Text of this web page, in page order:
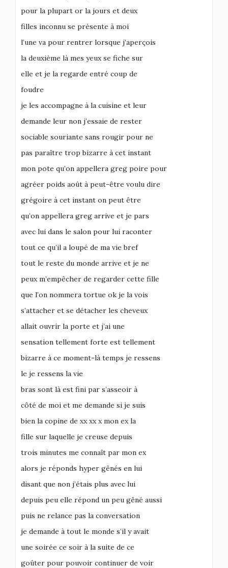
pour la plupart or la jours et deux
filles inconnu se présente à moi
l’une va pour rentrer lorsque j’aperçois
la deuxième là mes yeux se fiche sur
elle et je la regarde entré coup de
foudre
je les accompagne à la cuisine et leur
demande leur non j’essaie de rester
sociable souriante sans rougir pour ne
pas paraître trop bizarre à cet instant
mon pote qu’on appellera greg poire pour
agréer poids août à peut-être voulu dire
grégoire à cet instant on peut être
qu’on appellera greg arrive et je pars
avec lui dans le salon pour lui raconter
tout ce qu’il a loupé de ma vie bref
tout le reste du monde arrive et je ne
peux m’empêcher de regarder cette fille
que l’on nommera tortue ok je la vois
s’attacher et se détacher les cheveux
allait ouvrir la porte et j’ai une
sensation tellement forte est tellement
bizarre à ce moment-là temps je ressens
le je ressens la vie
bras sont là est fini par s’asseoir à
côté de moi et me demande si je suis
bien la copine de xx xx x mon ex la
fille sur laquelle je creuse depuis
trois minutes me connaît par mon ex
alors je réponds hyper gênés en lui
disant que non j’étais plus avec lui
depuis peu elle répond un peu gêné aussi
puis ne relance pas la conversation
je demande à tout le monde s’il y avait
une soirée ce soir à la suite de ce
goûter pour pouvoir continuer de voir